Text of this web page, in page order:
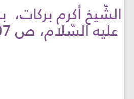
الشّيخ أكرم بركات،
عليه السّلام، ص 107.